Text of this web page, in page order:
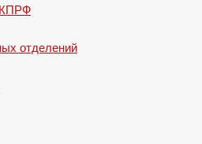
отделений